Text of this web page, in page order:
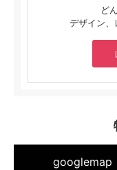
ど
デザイン、
googlemap